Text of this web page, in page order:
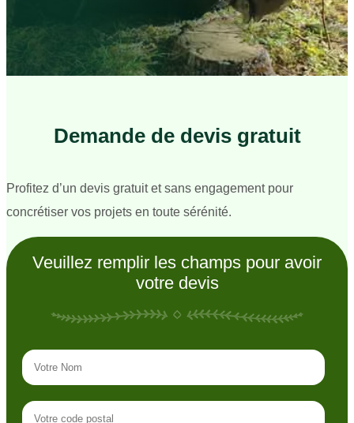
Demande de devis gratuit
Profitez d’un devis gratuit et sans engagement pour
concrétiser vos projets en toute sérénité.
Veuillez remplir les champs pour avoir
votre devis